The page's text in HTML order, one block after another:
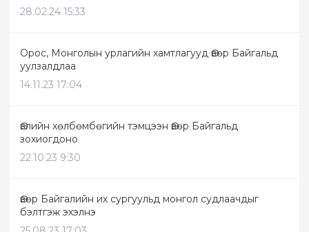
28.02.24 15:33
Орос, Монголын урлагийн хамтлагууд Өвөр Байгальд
уулзалдлаа
14.11.23 17:04
Өвлийн хөлбөмбөгийн тэмцээн Өвөр Байгальд
зохиогдоно
22.10.23 9:30
Өвөр Байгалийн их сургуульд монгол судлаачдыг
бэлтгэж эхэлнэ